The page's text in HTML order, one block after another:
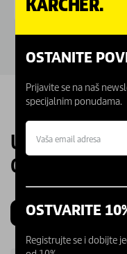
UPOZNAJTE
CENTRE
Beograd Novi
KÄRCHER.
OSTANITE
Prijavite se na naš
specijalnim ponudama.
OSTVARITE
Registrujte se i dobijte